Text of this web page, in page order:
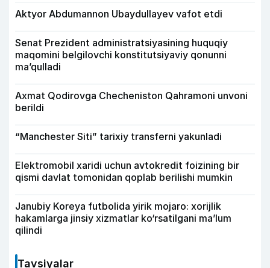
Aktyor Abdu­mannon Ubaydullayev vafot etdi
Senat Prezident administratsiyasining huquqiy
maqomini belgilovchi konstitutsiyaviy qonunni
ma’qulladi
Axmat Qodirovga Checheniston Qahramoni unvoni
berildi
“Manchester Siti” tarixiy transferni yakunladi
Elektromobil xaridi uchun avtokredit foizining bir
qismi davlat tomonidan qoplab berilishi mumkin
Janubiy Koreya futbolida yirik mojaro: xorijlik
hakamlarga jinsiy xizmatlar ko‘rsatilgani ma’lum
qilindi
Tavsiyalar